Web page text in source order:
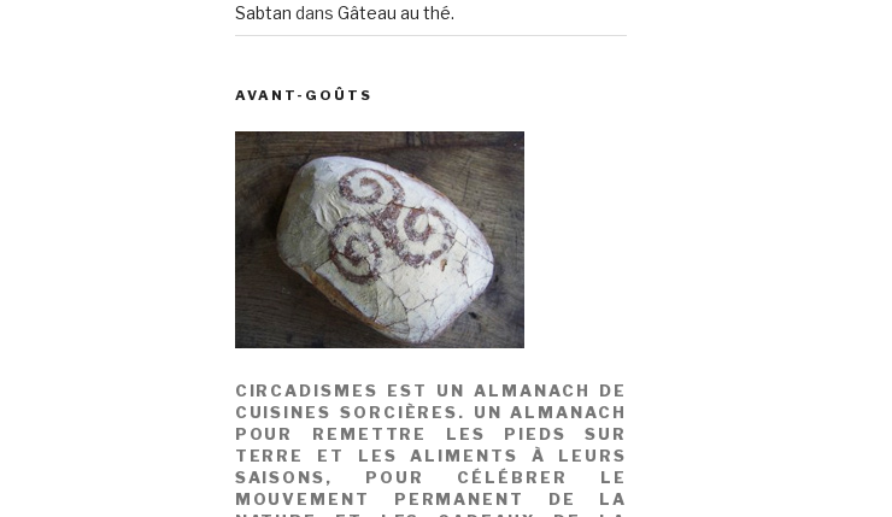
Sabtan dans Gâteau au thé.
AVANT-GOÛTS
CIRCADISMES EST UN ALMANACH DE
CUISINES SORCIÈRES. UN ALMANACH
POUR REMETTRE LES PIEDS SUR
TERRE ET LES ALIMENTS À LEURS
SAISONS, POUR CÉLÉBRER LE
MOUVEMENT PERMANENT DE LA